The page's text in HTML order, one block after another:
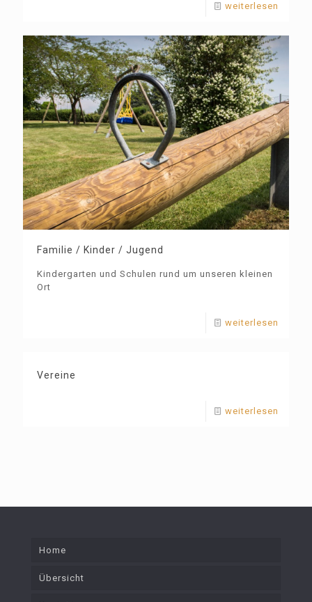
weiterlesen
Familie / Kinder / Jugend
Kindergarten und Schulen rund um unseren kleinen
Ort
weiterlesen
Vereine
weiterlesen
Home
Übersicht